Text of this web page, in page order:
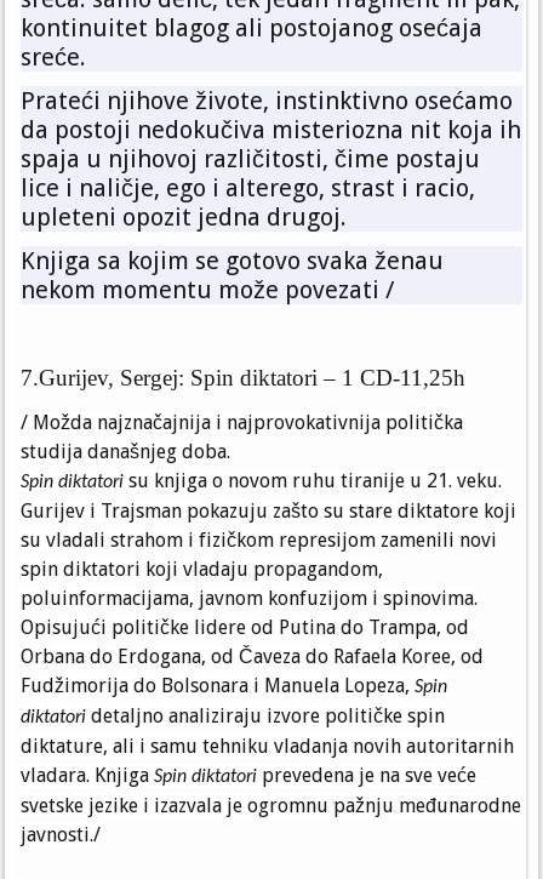
kontinuitet blagog ali postojanog osećaja
sreće.
Prateći njihove živote, instinktivno osećamo
da postoji nedokučiva misteriozna nit koja ih
spaja u njihovoj različitosti, čime postaju
lice i naličje, ego i alterego, strast i racio,
upleteni opozit jedna drugoj.
Knjiga sa kojim se gotovo svaka ženau
nekom momentu može povezati /
7.Gurijev, Sergej: Spin diktatori – 1 CD-11,25h
/ Možda najznačajnija i najprovokativnija politička
studija današnjeg doba.
Spin diktatorisu knjiga o novom ruhu tiranije u 21. veku.
Gurijev i Trajsman pokazuju zašto su stare diktatore koji
su vladali strahom i fizičkom represijom zamenili novi
spin diktatori koji vladaju propagandom,
poluinformacijama, javnom konfuzijom i spinovima.
Opisujući političke lidere od Putina do Trampa, od
Orbana do Erdogana, od Čaveza do Rafaela Koree, od
Fudžimorija do Bolsonara i Manuela Lopeza,Spin
diktatori detaljno analiziraju izvore političke spin
diktature, ali i samu tehniku vladanja novih autoritarnih
vladara. KnjigaSpin diktatori prevedena je na sve veće
svetske jezike i izazvala je ogromnu pažnju međunarodne
javnosti./